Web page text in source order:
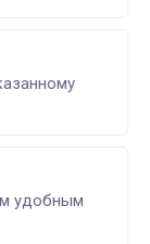
удобным